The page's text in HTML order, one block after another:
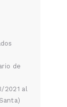
de
al